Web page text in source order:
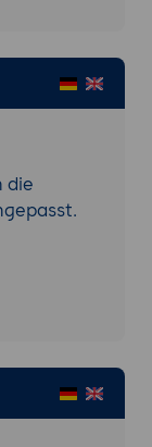
Open
von
Projekten.
der
die